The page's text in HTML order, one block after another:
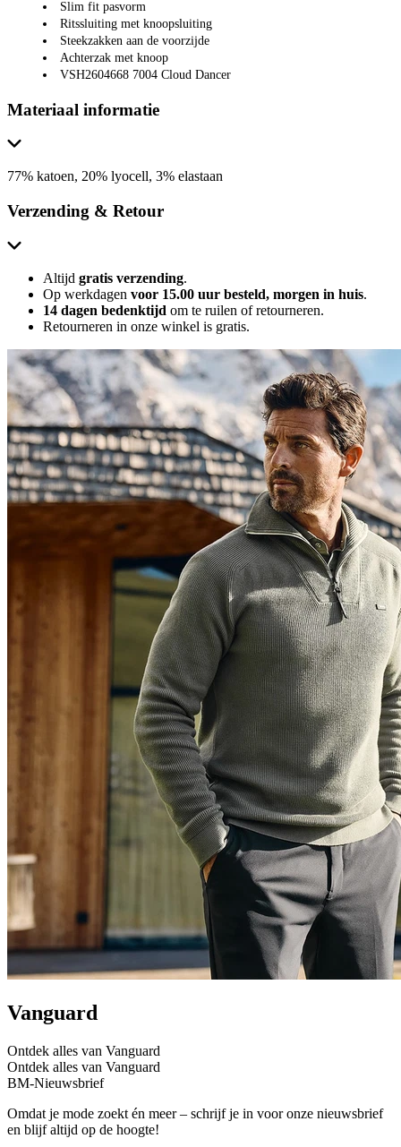
Slim fit pasvorm
Ritssluiting met knoopsluiting
Steekzakken aan de voorzijde
Achterzak met knoop
VSH2604668 7004 Cloud Dancer
Materiaal informatie
77% katoen, 20% lyocell, 3% elastaan
Verzending & Retour
Altijd gratis verzending.
Op werkdagen voor 15.00 uur besteld, morgen in huis.
14 dagen bedenktijd om te ruilen of retourneren.
Retourneren in onze winkel is gratis.
Vanguard
Ontdek alles van Vanguard
Ontdek alles van Vanguard
BM-Nieuwsbrief
Omdat je mode zoekt én meer – schrijf je in voor onze nieuwsbrief
en blijf altijd op de hoogte!